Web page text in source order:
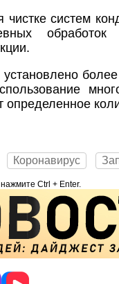
систем
обработок
Коронавирус
Ctrl + Enter.